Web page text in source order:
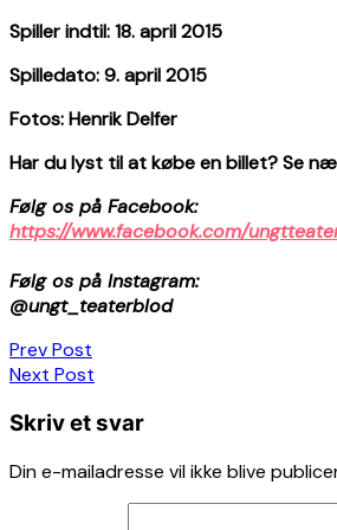
Spiller indtil: 18. april 2015
Spilledato: 9. april 2015
Fotos: Henrik Delfer
Har du lyst til at købe en billet? Se
Følg os på Facebook:
https://www.facebook.com/
Følg os på Instagram:
@ungt_teaterblod
Indlægsnavigation
Prev Post
Next Post
Skriv et svar
Din e-mailadresse vil ikke blive